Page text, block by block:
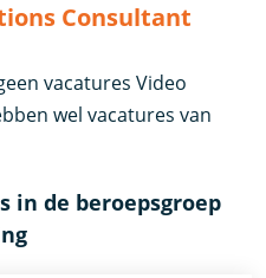
Consultant
vacatures Video
wel vacatures van
in de beroepsgroep